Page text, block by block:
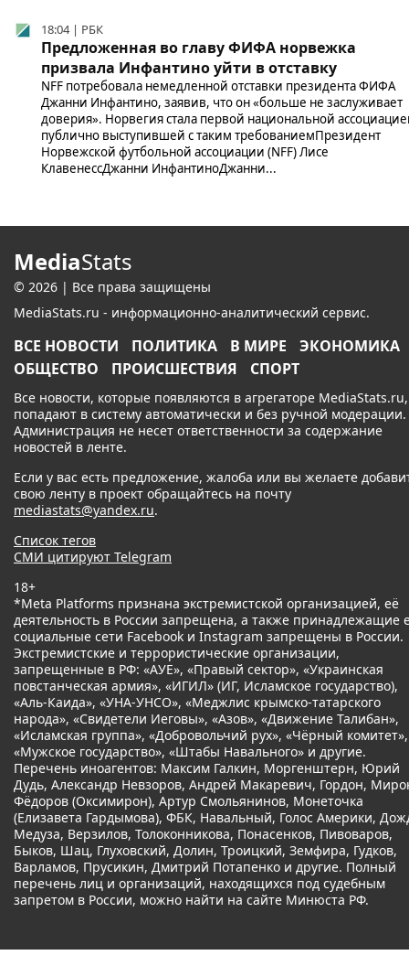
18:04 | РБК
Предложенная во главу ФИФА норвежка
призвала Инфантино уйти в отставку
NFF потребовала немедленной отставки президента ФИФА
Джанни Инфантино, заявив, что он «больше не заслуживает
доверия». Норвегия стала первой национальной
публично выступившей с таким требованиемПрезидент
Норвежской футбольной ассоциации (NFF) Лисе
КлавенессДжанни ИнфантиноДжанни...
MediaStats
© 2026 | Все права защищены
MediaStats.ru - информационно-аналитический сервис.
ВСЕ НОВОСТИ ПОЛИТИКА В МИРЕ
ЭКОНОМИКА
ОБЩЕСТВО
ПРОИСШЕСТВИЯ СПОРТ
Все новости, которые появляются в агрегаторе MediaStats.ru,
попадают в систему автоматически и без ручной модерации.
Администрация не несет ответственности за содержание
новостей в ленте.
Если у вас есть предложение, жалоба или вы желаете
свою ленту в проект обращайтесь на почту
mediastats@yandex.ru.
Список тегов
СМИ цитируют Telegram
18+
*Meta Platforms признана экстремистской организацией, её
деятельность в России запрещена, а также принадлежащие
социальные сети Facebook и Instagram запрещены в России.
Экстремистские и террористические организации,
запрещенные в РФ: «АУЕ», «Правый сектор», «Украинская
повстанческая армия», «ИГИЛ» (ИГ, Исламское государство),
«Аль-Каида», «УНА-УНСО», «Меджлис крымско-татарского
народа», «Свидетели Иеговы», «Азов», «Движение Талибан»,
«Исламская группа», «Добровольчий рух», «Чёрный комитет»,
«Мужское государство», «Штабы Навального» и другие.
Перечень иноагентов: Максим Галкин, Моргенштерн, Юрий
Дудь, Александр Невзоров, Андрей Макаревич, Гордон,
Фёдоров (Оксимирон), Артур Смольянинов, Монеточка
(Елизавета Гардымова), ФБК, Навальный, Голос Америки,
Медуза, Верзилов, Толоконникова, Понасенков, Пивоваров,
Быков, Шац, Глуховский, Долин, Троицкий, Земфира, Гудков,
Варламов, Прусикин, Дмитрий Потапенко и другие. Полный
перечень лиц и организаций, находящихся под судебным
запретом в России, можно найти на сайте Минюста РФ.